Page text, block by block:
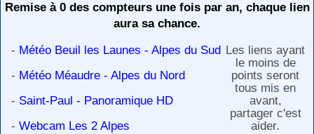
Remise à 0 des compteurs une fois par an, chaque lien
aura sa chance.
- Météo Beuil les Launes - Alpes du Sud
- Météo Méaudre - Alpes du Nord
- Saint-Paul - Panoramique HD
- Webcam Les 2 Alpes
Les liens ayant
le moins de
points seront
tous mis en
avant,
partager c'est
aider.